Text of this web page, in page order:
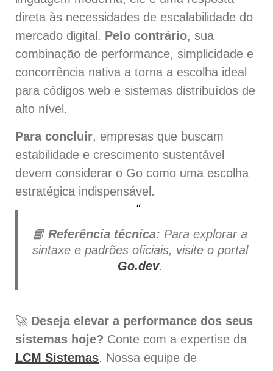
direta às necessidades de escalabilidade do
mercado digital. Pelo contrário, sua
combinação de performance, simplicidade e
concorrência nativa a torna a escolha ideal
para códigos web e sistemas distribuídos de
alto nível.
Para concluir, empresas que buscam
estabilidade e crescimento sustentável
devem considerar o Go como uma escolha
estratégica indispensável.
📘Referência técnica: Para explorar a
sintaxe e padrões oficiais, visite o portal
Go.dev.
🚀 Deseja elevar a performance dos seus
sistemas hoje? Conte com a expertise da
LCM Sistemas. Nossa equipe de